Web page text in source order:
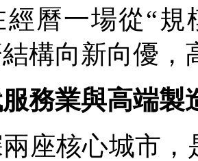
曆一場從“規
構向新向優，
務業與高端製
核心城市，